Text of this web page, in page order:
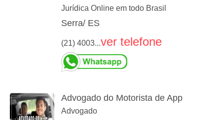
Jurídica Online em todo Brasil
Serra/ ES
(21) 4003...ver telefone
Advogado do Motorista de App
Advogado